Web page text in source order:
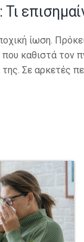
ίωση.
καθιστά τον
Σε αρκετές